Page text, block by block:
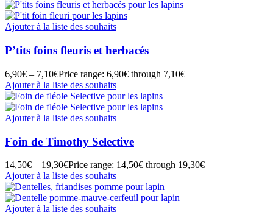
Ajouter à la liste des souhaits
P’tits foins fleuris et herbacés
6,90€ – 7,10€Price range: 6,90€ through 7,10€
Ajouter à la liste des souhaits
Ajouter à la liste des souhaits
Foin de Timothy Selective
14,50€ – 19,30€Price range: 14,50€ through 19,30€
Ajouter à la liste des souhaits
Ajouter à la liste des souhaits